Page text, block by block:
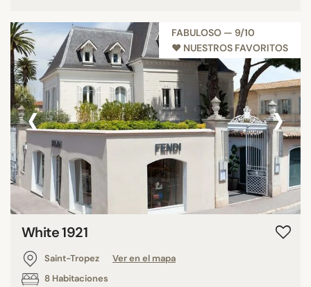
FABULOSO — 9/10
♥︎ NUESTROS FAVORITOS
‹ ›
White 1921
Saint-Tropez
Ver en el mapa
8 Habitaciones